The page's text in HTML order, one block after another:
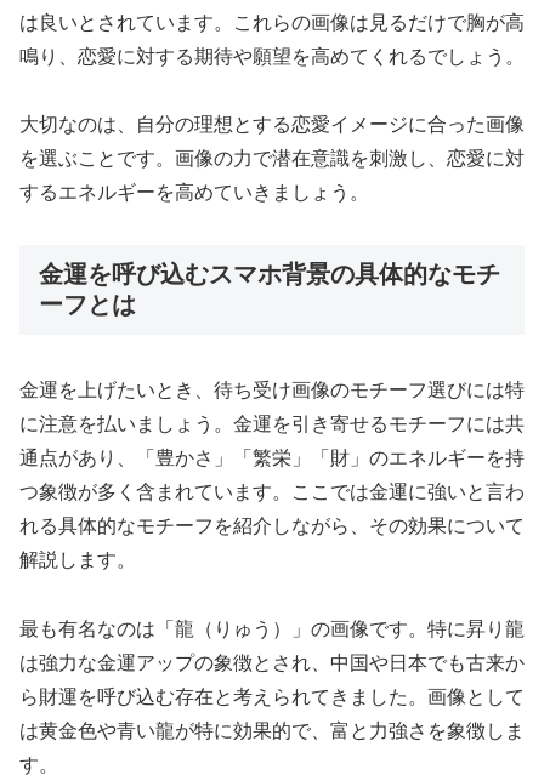
は良いとされています。これらの画像は見るだけで胸が高
鳴り、恋愛に対する期待や願望を高めてくれるでしょう。
大切なのは、自分の理想とする恋愛イメージに合った画像
を選ぶことです。画像の力で潜在意識を刺激し、恋愛に対
するエネルギーを高めていきましょう。
金運を呼び込むスマホ背景の具体的なモチ
ーフとは
金運を上げたいとき、待ち受け画像のモチーフ選びには特
に注意を払いましょう。金運を引き寄せるモチーフには共
通点があり、「豊かさ」「繁栄」「財」のエネルギーを持
つ象徴が多く含まれています。ここでは金運に強いと言わ
れる具体的なモチーフを紹介しながら、その効果について
解説します。
最も有名なのは「龍（りゅう）」の画像です。特に昇り龍
は強力な金運アップの象徴とされ、中国や日本でも古来か
ら財運を呼び込む存在と考えられてきました。画像として
は黄金色や青い龍が特に効果的で、富と力強さを象徴しま
す。